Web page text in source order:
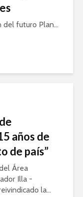
del futuro Plan...
años de
de país”
Área
Illa -
la...